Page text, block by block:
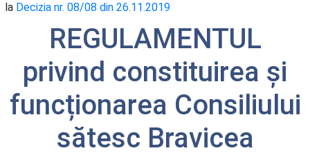
la Decizia nr. 08/08 din 26.11.2019
REGULAMENTUL
privind constituirea și
funcționarea Consiliului
sătesc Bravicea